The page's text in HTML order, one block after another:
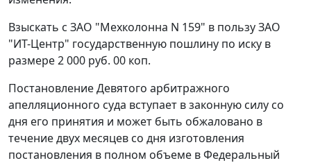
Взыскать с ЗАО "Мехколонна N 159" в пользу ЗАО
"ИТ-Центр" государственную пошлину по иску в
размере 2 000 руб. 00 коп.
Постановление Девятого арбитражного
апелляционного суда вступает в законную силу со
дня его принятия и может быть обжаловано в
течение двух месяцев со дня изготовления
постановления в полном объеме в Федеральный